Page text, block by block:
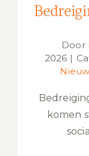
Door
2026 |
komen